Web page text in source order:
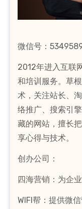
微信号：
2012年进入互联
和培训服务。草
术，关注站长、
络推广、搜索引
藏的网站，擅长
享心得与技术。
创办公司：
四海营销：为企
WIFI帮：提供微